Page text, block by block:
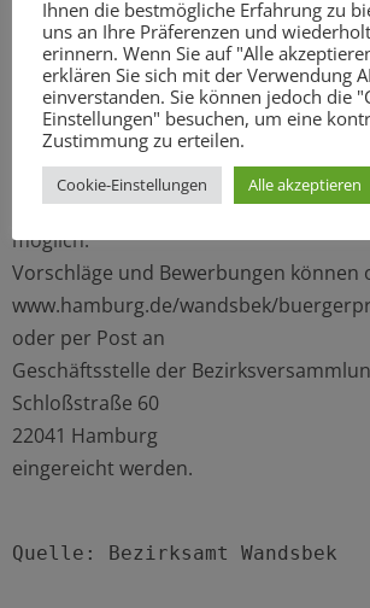
Bewerbungen und Vorschläge für die
Geschäftsstelle der
werden. Der Bewerbung oder dem
kurze Begründung beigefügt werden.
(Kultur, Sport, Soziales, Umwelt,
Integration) muss angegeben werden.
viele Vorschläge in einer oder
möglich.
Vorschläge und Bewerbungen können
www.hamburg.de/wandsbek/
oder per Post an
Geschäftsstelle der
Schloßstraße 60
22041 Hamburg
eingereicht werden.
Quelle: Bezirksamt Wandsbek
Ihnen die bestmögliche Erfahrung zu
uns an Ihre Präferenzen und
erinnern. Wenn Sie auf "Alle
erklären Sie sich mit der Verwendung
einverstanden. Sie können jedoch die
Einstellungen" besuchen, um eine
Zustimmung zu erteilen.
Cookie-Einstellungen Alle akzeptieren